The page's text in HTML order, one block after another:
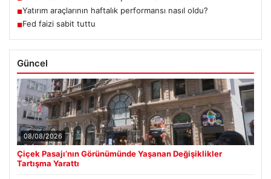
■Yatırım araçlarının haftalık performansı nasıl oldu?
■Fed faizi sabit tuttu
Güncel
08/08/2026
Çiçek Pasajı’nın Görünümünde Yaşanan Değişiklikler
Tartışma Yarattı